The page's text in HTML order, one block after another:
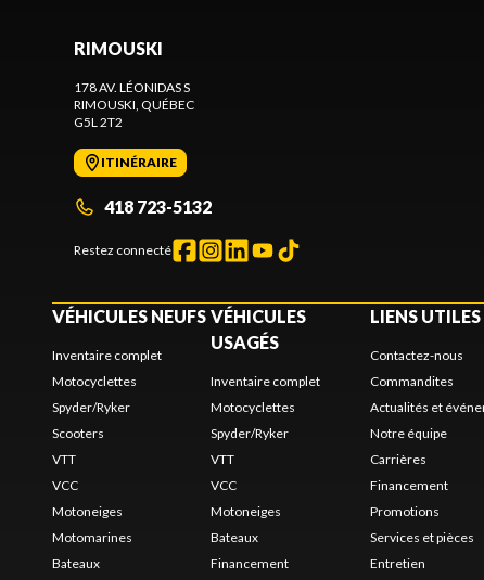
RIMOUSKI
178 AV. LÉONIDAS S
RIMOUSKI, QUÉBEC
G5L 2T2
ITINÉRAIRE
418 723-5132
Restez connecté
VÉHICULES NEUFS
Inventaire complet
Motocyclettes
Spyder/Ryker
Scooters
VTT
VCC
Motoneiges
Motomarines
Bateaux
VÉHICULES
USAGÉS
Inventaire complet
Motocyclettes
Spyder/Ryker
VTT
VCC
Motoneiges
Bateaux
Financement
LIENS UTILES
Contactez-nous
Commandites
Actualités et
Notre équipe
Carrières
Financement
Promotions
Services et pièces
Entretien